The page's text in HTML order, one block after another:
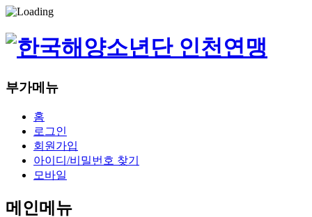
부가메뉴
홈
로그인
회원가입
아이디/비밀번호 찾기
모바일
메인메뉴